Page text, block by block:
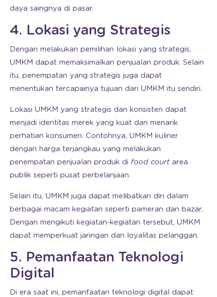
daya saingnya di pasar.
4. Lokasi yang Strategis
Dengan melakukan pemilihan lokasi yang strategis,
UMKM dapat memaksimalkan penjualan produk. Selain
itu, penempatan yang strategis juga dapat
menentukan tercapainya tujuan dari UMKM itu sendiri.
Lokasi UMKM yang strategis dan konsisten dapat
menjadi identitas merek yang kuat dan menarik
perhatian konsumen. Contohnya, UMKM kuliner
dengan harga terjangkau yang melakukan
penempatan penjualan produk di food courtarea
publik seperti pusat perbelanjaan.
Selain itu, UMKM juga dapat melibatkan diri dalam
berbagai macam kegiatan seperti pameran dan bazar.
Dengan mengikuti kegiatan-kegiatan tersebut, UMKM
dapat memperkuat jaringan dan loyalitas pelanggan.
5. Pemanfaatan Teknologi
Digital
Di era saat ini, pemanfaatan teknologi digital dapat